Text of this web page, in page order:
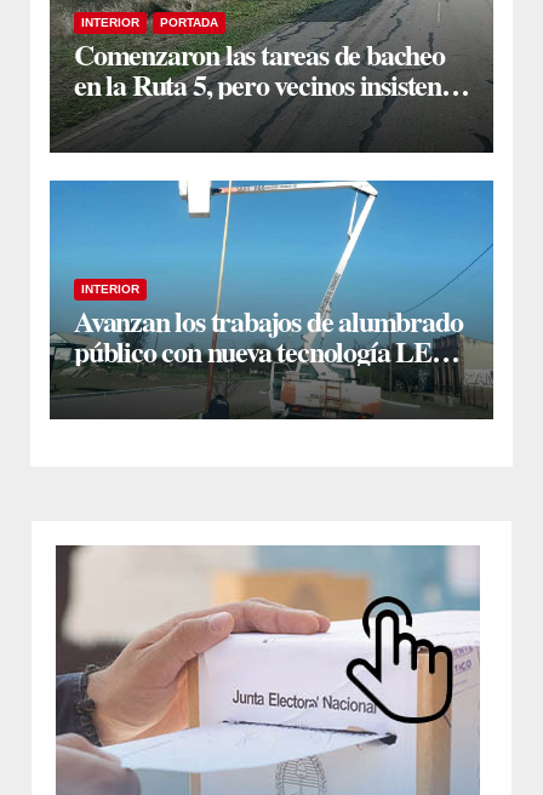
INTERIOR PORTADA
Comenzaron las tareas de bacheo
en la Ruta 5, pero vecinos insisten
en un reclamo integral
INTERIOR
Avanzan los trabajos de alumbrado
público con nueva tecnología LED
en Estación Taboada